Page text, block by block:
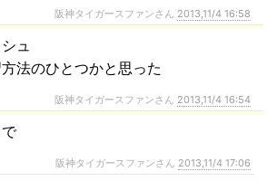
阪神タイガースファンさん 2013,11/4 16:58
ュ
法のひとつかと思った
阪神タイガースファンさん 2013,11/4 16:54
阪神タイガースファンさん 2013,11/4 17:06